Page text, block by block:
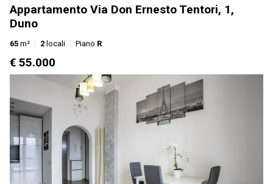
Appartamento Via Don Ernesto Tentori, 1,
Duno
65 m² 2 locali Piano R
€ 55.000